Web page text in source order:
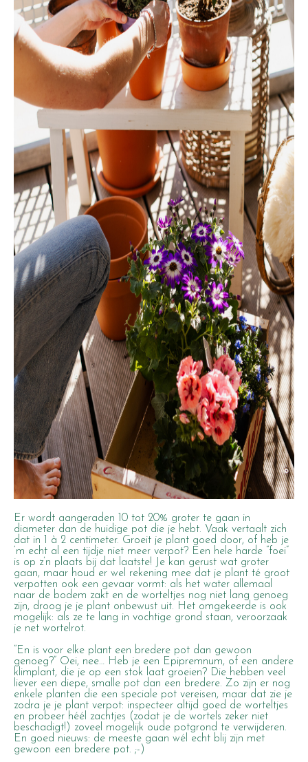
Er wordt aangeraden 10 tot 20% groter te gaan in
diameter dan de huidige pot die je hebt. Vaak vertaalt zich
dat in 1 à 2 centimeter. Groeit je plant goed door, of heb je
‘m echt al een tijdje niet meer verpot? Een hele harde “foei”
is op z’n plaats bij dat laatste! Je kan gerust wat groter
gaan, maar houd er wel rekening mee dat je plant té groot
verpotten ook een gevaar vormt: als het water allemaal
naar de bodem zakt en de worteltjes nog niet lang genoeg
zijn, droog je je plant onbewust uit. Het omgekeerde is ook
mogelijk: als ze te lang in vochtige grond staan, veroorzaak
je net wortelrot.
“En is voor elke plant een bredere pot dan gewoon
genoeg?”
Oei, nee… Heb je een Epipremnum, of een andere
klimplant, die je op een stok laat groeien? Die hebben veel
liever een diepe, smalle pot dan een bredere. Zo zijn er nog
enkele planten die een speciale pot vereisen, maar dat zie je
zodra je je plant verpot: inspecteer altijd goed de worteltjes
en probeer héél zachtjes (zodat je de wortels zeker niet
beschadigt!) zoveel mogelijk oude potgrond te verwijderen.
En goed nieuws: de meeste gaan wél echt blij zijn met
gewoon een bredere pot. ;-)